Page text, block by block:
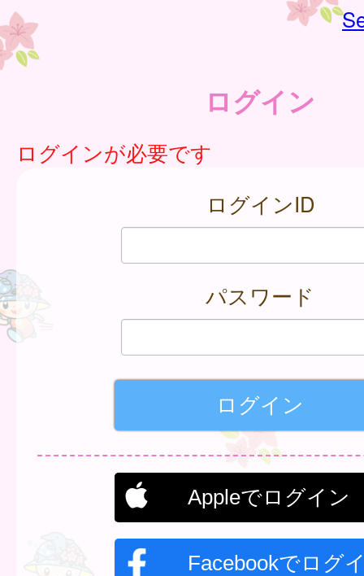
ログイン
ログインが必要です
ログインID
パスワード
Appleでログイン
Facebookでログ